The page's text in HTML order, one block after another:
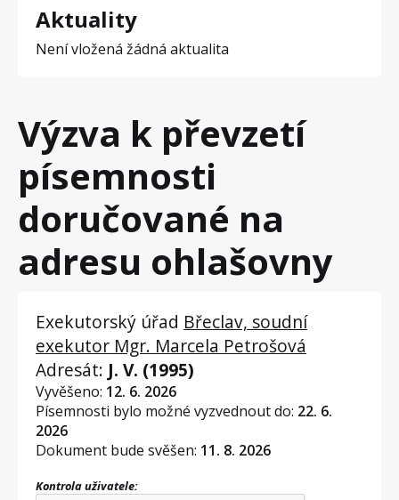
Aktuality
Není vložená žádná aktualita
Výzva k převzetí
písemnosti
doručované na
adresu ohlašovny
Exekutorský úřad Břeclav, soudní
exekutor Mgr. Marcela Petrošová
Adresát: J. V. (1995)
Vyvěšeno: 12. 6. 2026
Písemnosti bylo možné vyzvednout do: 22. 6.
2026
Dokument bude svěšen: 11. 8. 2026
Kontrola uživatele: